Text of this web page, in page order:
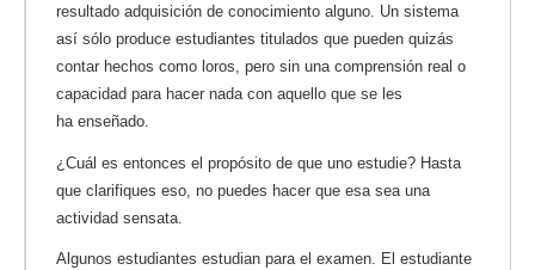
resultado adquisición de conocimiento alguno. Un sistema
así sólo produce estudiantes titulados que pueden quizás
contar hechos como loros, pero sin una comprensión real o
capacidad para hacer nada con aquello que se les
ha enseñado.
¿Cuál es entonces el propósito de que uno estudie? Hasta
que clarifiques eso, no puedes hacer que esa sea una
actividad sensata.
Algunos estudiantes estudian para el examen. El estudiante